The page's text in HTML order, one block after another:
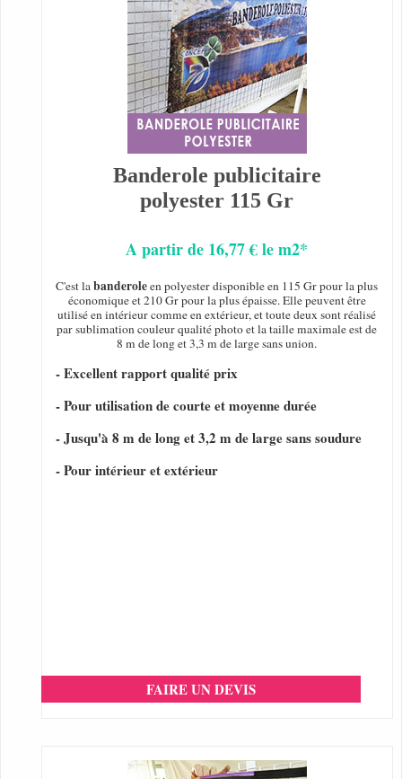
Banderole publicitaire
polyester 115 Gr
A partir de 16,77 € le m2*
C'est labanderoleen polyester disponible en 115 Gr pour la plus
économique et 210 Gr pour la plus épaisse. Elle peuvent être
utilisé en intérieur comme en extérieur, et toute deux sont réalisé
par sublimation couleur qualité photo et la taille maximale est de
8 m de long et 3,3 m de large sans union.
- Excellent rapport qualité prix
- Pour utilisation de courte et moyenne durée
- Jusqu'à 8 m de long et 3,2 m de large sans soudure
- Pour intérieur et extérieur
FAIRE UN DEVIS